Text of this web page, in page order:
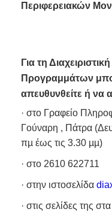
Περιφερειακών
Για τη
Προγραμμάτων
απευθυνθείτε ή να
· στο Γραφείο
Γούναρη , Πάτρα
πµ έως τις 3.30 µµ)
· στο 2610 622711
· στην ιστοσελίδα
· στις σελίδες της